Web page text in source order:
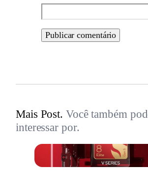
Mais Post. Você também
interessar por.